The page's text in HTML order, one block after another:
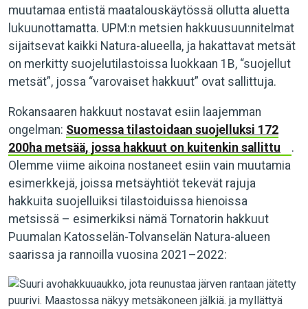
muutamaa entistä maatalouskäytössä ollutta aluetta
lukuunottamatta. UPM:n metsien hakkuusuunnitelmat
sijaitsevat kaikki Natura-alueella, ja hakattavat metsät
on merkitty suojelutilastoissa luokkaan 1B, “suojellut
metsät”, jossa “varovaiset hakkuut” ovat sallittuja.
Rokansaaren hakkuut nostavat esiin laajemman
ongelman: Suomessa tilastoidaan suojelluksi 172
200ha metsää, jossa hakkuut on kuitenkin sallittu
.
Olemme viime aikoina nostaneet esiin vain muutamia
esimerkkejä, joissa metsäyhtiöt tekevät rajuja
hakkuita suojelluiksi tilastoiduissa hienoissa
metsissä – esimerkiksi nämä Tornatorin hakkuut
Puumalan Katosselän-Tolvanselän Natura-alueen
saarissa ja rannoilla vuosina 2021–2022: